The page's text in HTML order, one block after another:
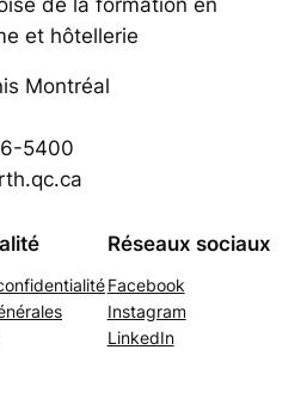
et hôtellerie
Montréal
5400
Réseaux sociaux
Facebook
Instagram
LinkedIn